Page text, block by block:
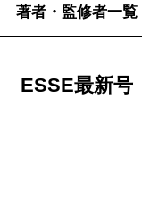
著者・監修者一覧
ESSE最新号